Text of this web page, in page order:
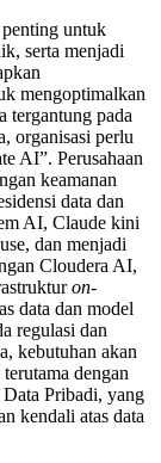
penting untuk
serta menjadi
mengoptimalkan
tergantung pada
organisasi perlu
AI”. Perusahaan
keamanan
data dan
AI, Claude kini
dan menjadi
Cloudera AI,
on-
data dan model
regulasi dan
kebutuhan akan
dengan
Pribadi, yang
kendali atas data